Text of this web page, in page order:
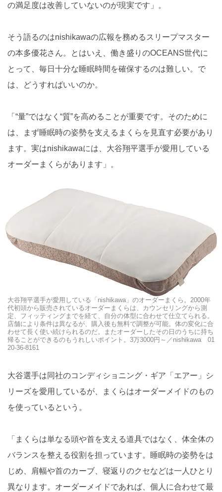
の満足度は改善していないのが現実です」。
そう語るのはnishikawaの広報を務めるスリープマスター
の本多優花さん。とはいえ、働き盛りのOCEANS世代に
とって、毎日十分な睡眠時間を確保するのは難しい。で
は、どうすればいいのか。
「“量”ではなく“質”を高めることが重要です。そのために
は、まず睡眠時の姿勢を支えるまくらを見直す必要があり
ます。実はnishikawaには、大谷翔平選手が愛用している
オーダーまくらがあります」。
大谷翔平選手が愛用している「nishikawa」のオーダーまくら。2000年
代初頭から販売されているオーダーまくらは、カウンセリングから測
定、フィッティングまでを経て、自分の体型に合わせて仕立てられる。
店舗により条件は異なるが、購入後も無料で調整が可能。体の変化に合
わせて長く使い続けられるのだ。またオーダーしたその日のうちに持ち
帰ることができるのもうれしいポイント。3万3000円～／nishikawa 01
20-36-8161
大谷選手は同社のコンディショニング・ギア「エアー」シ
リーズを愛用しているが、まくらはオーダーメイドのもの
を使っているという。
「まくらは単なる頭や首を支える道具ではなく、体全体の
バランスを整える役割を担っています。睡眠時の姿勢をは
じめ、肩幅や首のカーブ、寝返りのクセなどは一人ひとり
異なります。オーダーメイドであれば、個人に合わせて最